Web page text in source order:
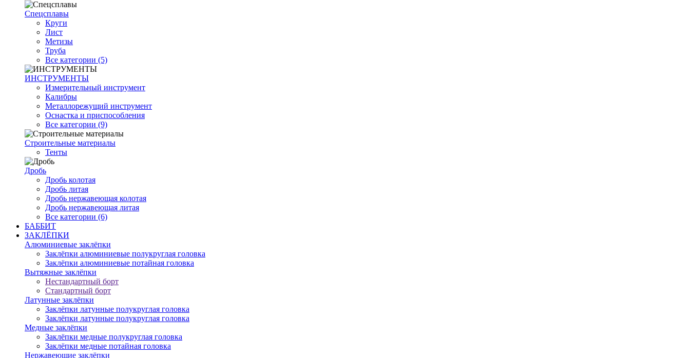
Спецсплавы
Круги
Лист
Метизы
Труба
Все категории (5)
ИНСТРУМЕНТЫ
Измерительный инструмент
Калибры
Металлорежущий инструмент
Оснастка и приспособления
Все категории (9)
Строительные материалы
Тенты
Дробь
Дробь колотая
Дробь литая
Дробь нержавеющая колотая
Дробь нержавеющая литая
Все категории (6)
БАББИТ
ЗАКЛЁПКИ
Алюминиевые заклёпки
Заклёпки алюминиевые полукруглая головка
Заклёпки алюминиевые потайная головка
Вытяжные заклёпки
Нестандартный борт
Стандартный борт
Латунные заклёпки
Заклёпки латунные полукруглая головка
Заклёпки латунные полукруглая головка
Медные заклёпки
Заклёпки медные полукруглая головка
Заклёпки медные потайная головка
Нержавеющие заклёпки